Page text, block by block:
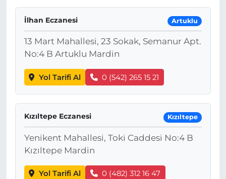
İlhan Eczanesi Artuklu
13 Mart Mahallesi, 23 Sokak, Semanur Apt.
No:4 B Artuklu Mardin
Yol Tarifi Al 0 (542) 265 15 21
Kızıltepe Eczanesi Kızıltepe
Yenikent Mahallesi, Toki Caddesi No:4 B
Kızıltepe Mardin
Yol Tarifi Al 0 (482) 312 16 47